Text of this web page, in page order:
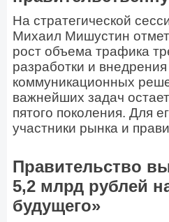
На стратегической
Михаил Мишустин
рост объема трафика
разработки и
коммуникационных
важнейших задач
пятого поколения. Для
участники рынка и
Правительство
5,2 млрд рублей
будущего»